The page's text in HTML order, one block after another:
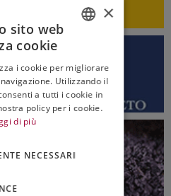
ENGLISH
×
sito web
cookie
i cookie per migliorare
Utilizzando il
a tutti i cookie in
policy per i cookie.
di più
NECESSARI